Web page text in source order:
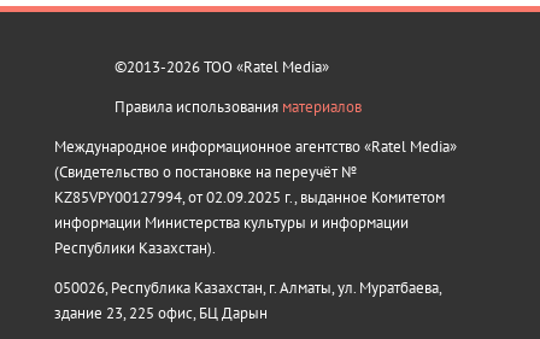
©2013-2026 ТОО «Ratel Media»
Правила использования материалов
Международное информационное агентство «Ratel Media»
(Свидетельство о постановке на переучёт №
KZ85VPY00127994, от 02.09.2025 г., выданное Комитетом
информации Министерства культуры и информации
Республики Казахстан).
050026, Республика Казахстан, г. Алматы, ул. Муратбаева,
здание 23, 225 офис, БЦ Дарын